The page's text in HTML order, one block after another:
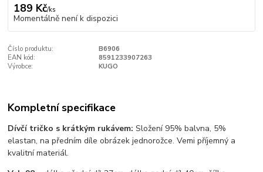
189 Kč/ks
Momentálně není k dispozici
Číslo produktu:
B6906
EAN kód:
8591233907263
Výrobce:
KUGO
Kompletní specifikace
Dívčí tričko s krátkým rukávem: Složení 95% balvna, 5%
elastan, na předním díle obrázek jednorožce. Vemi příjemný a
kvalitní materiál.